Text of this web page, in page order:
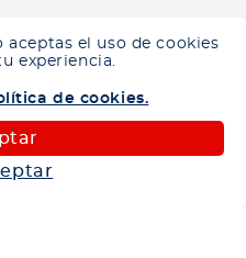
el uso de cookies
experiencia.
de cookies.